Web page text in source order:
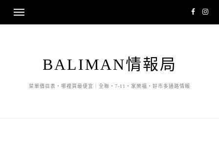
BALIMAN情報局
菜單價目表・哪裡買最便宜｜全聯・7-11・家樂福・好市多通路情報